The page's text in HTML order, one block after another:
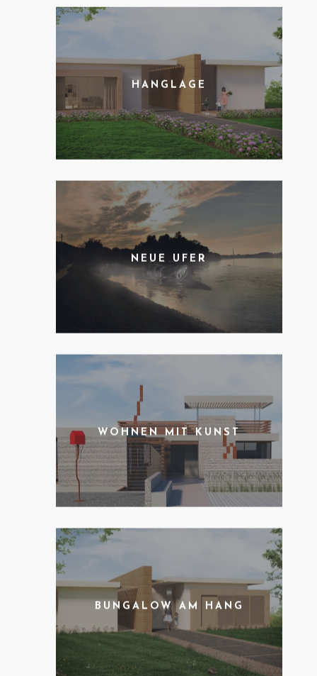
HANGLAGE
NEUE UFER
WOHNEN MIT KUNST
BUNGALOW AM HANG